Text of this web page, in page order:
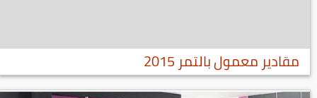
مقادير معمول بالتمر 2015